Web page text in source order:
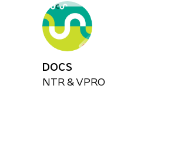
DOCS
NTR & VPRO